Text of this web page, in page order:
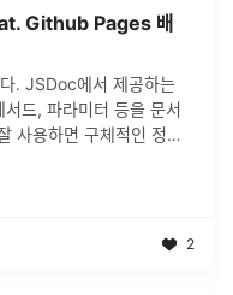
Github Pages 배
. JSDoc에서 제공하는
드, 파라미터 등을 문서
사용하면 구체적인 정보
2